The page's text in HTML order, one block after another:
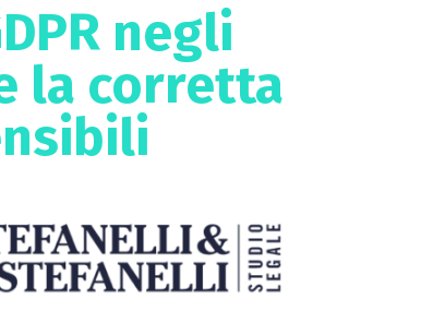
negli
la corretta